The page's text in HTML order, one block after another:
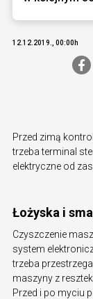
12.12.2019., 00:00h
Przed zimą
trzeba terminal
elektryczne od
Łożyska i
Czyszczenie
system
trzeba
maszyny z
Przed i po myciu